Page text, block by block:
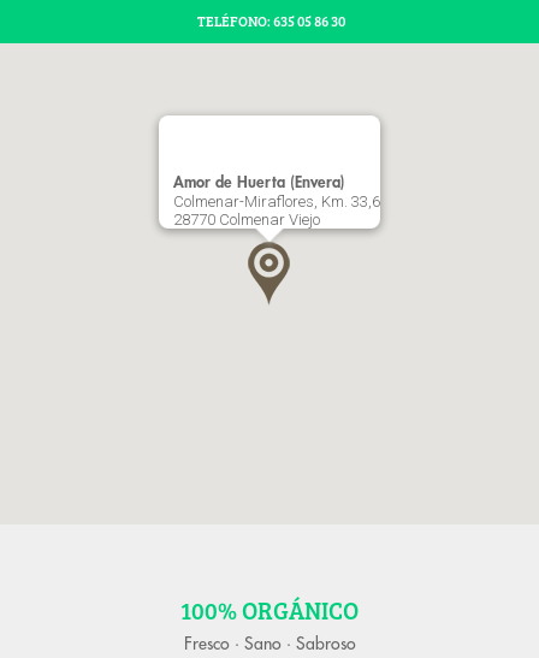
TELÉFONO: 635 05 86 30
Amor de Huerta (Envera)
Colmenar-Miraflores, Km. 33,6
28770 Colmenar Viejo
100% ORGÁNICO
Fresco · Sano · Sabroso